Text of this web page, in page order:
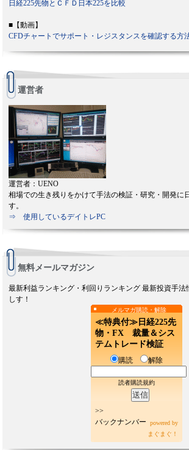
日経225先物とＣＦＤ日本225を比較
■【動画】
CFDチャートでサポート・レジスタンスを確認する方
運営者
運営者：UENO
相場での生き残りをかけて手法の検証・研究・開発に
す。
⇒ 使用しているデイトレPC
無料メールマガジン
最新利益ランキング・利回りランキング 最新投資手法
しす！
メルマガ購読・解除
≪特典付≫日経225先
物・FX 裁量＆シス
テムトレード検証
購読 解除
読者購読規約
>>
バックナンバー
powered by
まぐまぐ！